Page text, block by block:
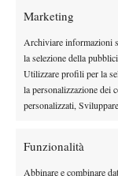
Marketing
Archiviare informazioni
la selezione della
Utilizzare profili per la
la personalizzazione dei
personalizzati,
Funzionalità
Abbinare e combinare
FINALE –